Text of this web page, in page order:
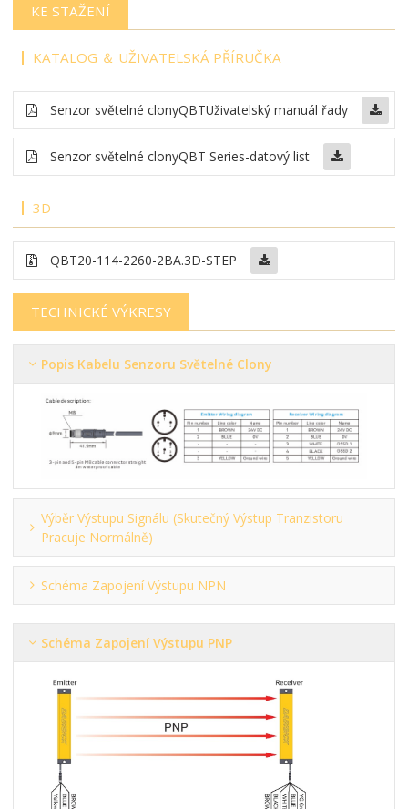
KE STAŽENÍ
KATALOG ＆ UŽIVATELSKÁ PŘÍRUČKA
Senzor světelné clonyQBTUživatelský manuál řady
Senzor světelné clonyQBT Series-datový list
3D
QBT20-114-2260-2BA.3D-STEP
TECHNICKÉ VÝKRESY
Popis Kabelu Senzoru Světelné Clony
Výběr Výstupu Signálu (skutečný Výstup Tranzistoru
Pracuje Normálně)
Schéma Zapojení Výstupu NPN
Schéma Zapojení Výstupu PNP